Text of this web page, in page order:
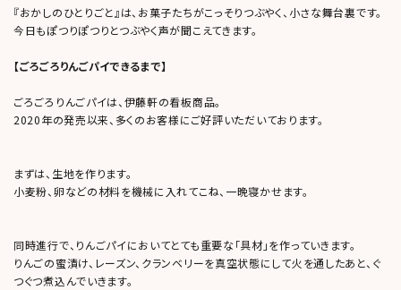
『おかしのひとりごと』は、お菓子たちがこっそりつぶやく、小さな舞台裏です。
今日もぽつりぽつりとつぶやく声が聞こえてきます。
【ごろごろりんごパイできるまで】
ごろごろりんごパイは、伊藤軒の看板商品。
2020年の発売以来、多くのお客様にご好評いただいております。
まずは、生地を作ります。
小麦粉、卵などの材料を機械に入れてこね、一晩寝かせます。
同時進行で、りんごパイにおいてとても重要な「具材」を作っていきます。
りんごの蜜漬け、レーズン、クランベリーを真空状態にして火を通したあと、ぐ
つぐつ煮込んでいきます。